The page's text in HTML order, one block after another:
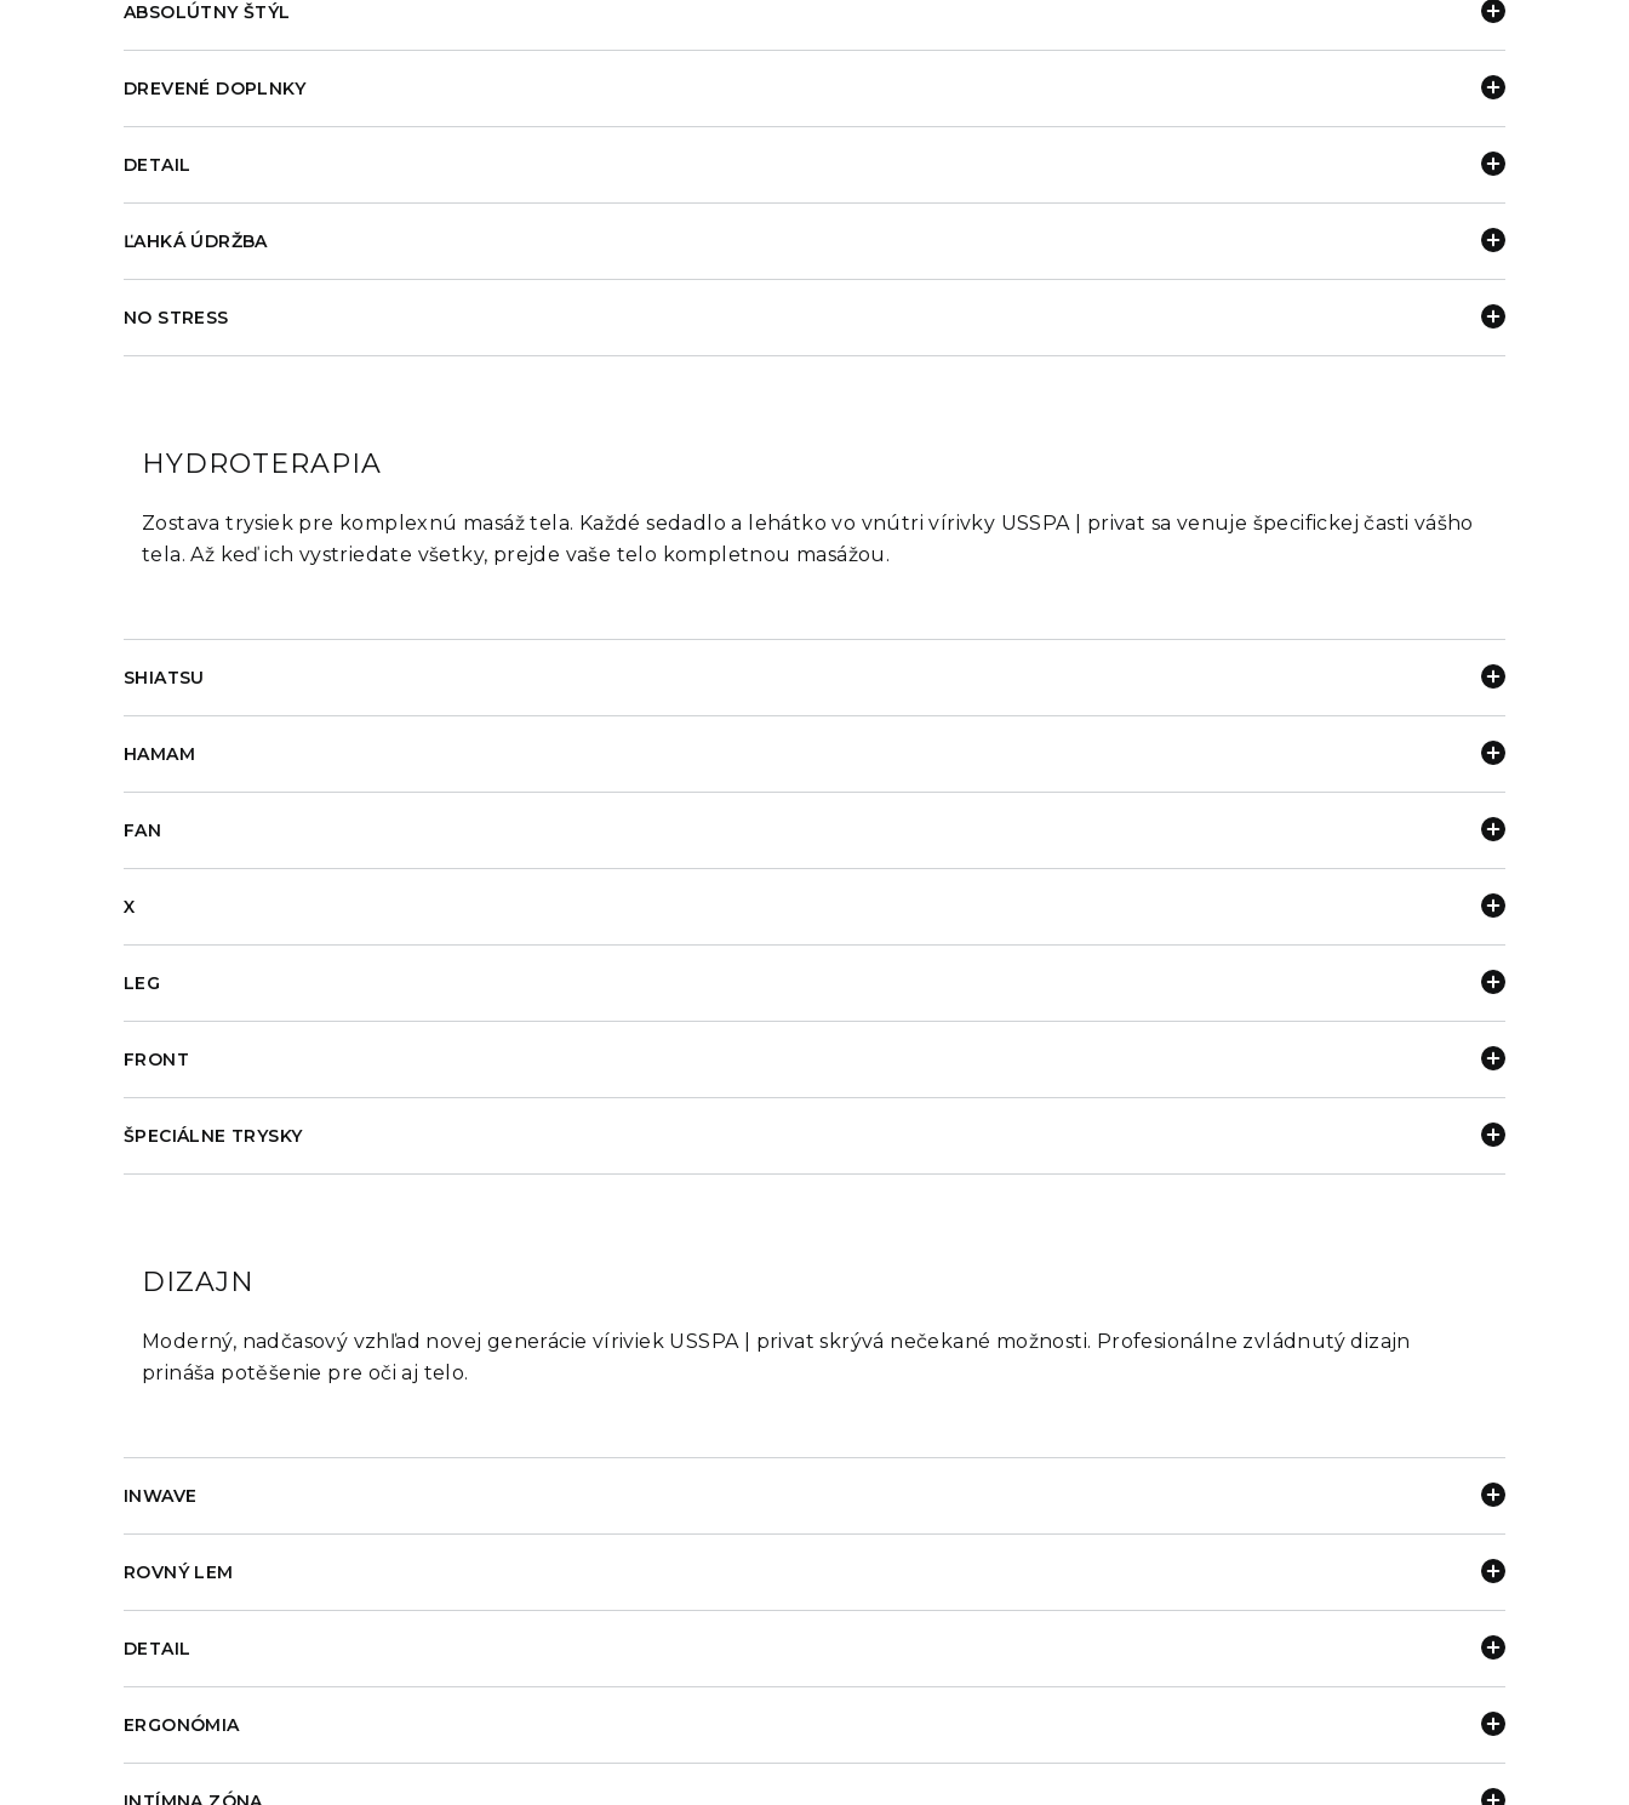
ABSOLÚTNY ŠTÝL
DREVENÉ DOPLNKY
DETAIL
ĽAHKÁ ÚDRŽBA
NO STRESS
HYDROTERAPIA
Zostava trysiek pre komplexnú masáž tela. Každé sedadlo a lehátko vo vnútri vírivky USSPA | privat sa venuje špecifickej časti vášho
tela. Až keď ich vystriedate všetky, prejde vaše telo kompletnou masážou.
SHIATSU
HAMAM
FAN
X
LEG
FRONT
ŠPECIÁLNE TRYSKY
DIZAJN
Moderný, nadčasový vzhľad novej generácie víriviek USSPA | privat skrývá nečekané možnosti. Profesionálne zvládnutý dizajn
prináša potěšenie pre oči aj telo.
INWAVE
ROVNÝ LEM
DETAIL
ERGONÓMIA